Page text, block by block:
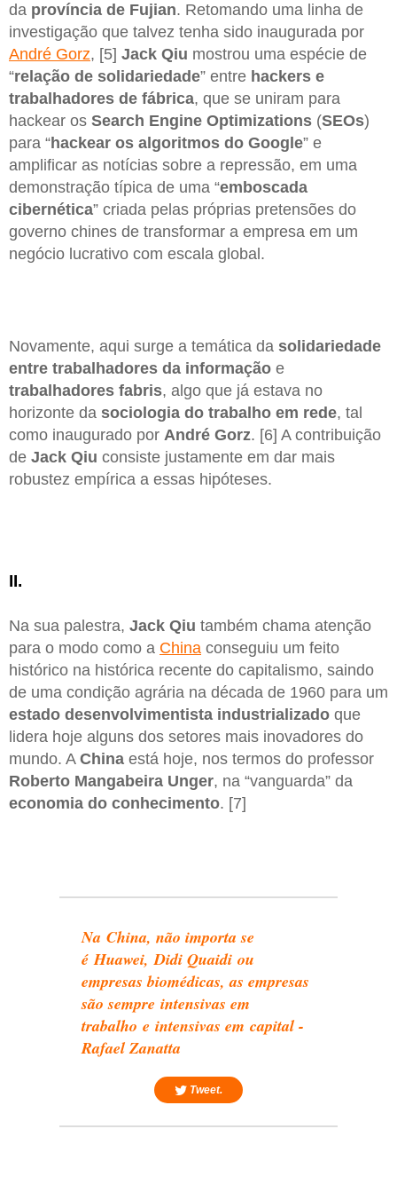
da província de Fujian. Retomando uma linha de
investigação que talvez tenha sido inaugurada por
André Gorz, [5] Jack Qiu mostrou uma espécie de
“relação de solidariedade” entre hackers e
trabalhadores de fábrica, que se uniram para
hackear os Search Engine Optimizations (SEOs)
para “hackear os algoritmos do Google” e
amplificar as notícias sobre a repressão, em uma
demonstração típica de uma “emboscada
cibernética” criada pelas próprias pretensões do
governo chines de transformar a empresa em um
negócio lucrativo com escala global.
Novamente, aqui surge a temática da solidariedade
entre trabalhadores da informação e
trabalhadores fabris, algo que já estava no
horizonte da sociologia do trabalho em rede, tal
como inaugurado por André Gorz. [6] A contribuição
de Jack Qiu consiste justamente em dar mais
robustez empírica a essas hipóteses.
II.
Na sua palestra, Jack Qiu também chama atenção
para o modo como a China conseguiu um feito
histórico na histórica recente do capitalismo, saindo
de uma condição agrária na década de 1960 para um
estado desenvolvimentista industrializado que
lidera hoje alguns dos setores mais inovadores do
mundo. A China está hoje, nos termos do professor
Roberto Mangabeira Unger, na “vanguarda” da
economia do conhecimento. [7]
Na China, não importa se
é Huawei, Didi Quaidi ou
empresas biomédicas, as empresas
são sempre intensivas em
trabalho e intensivas em capital -
Rafael Zanatta
Tweet.